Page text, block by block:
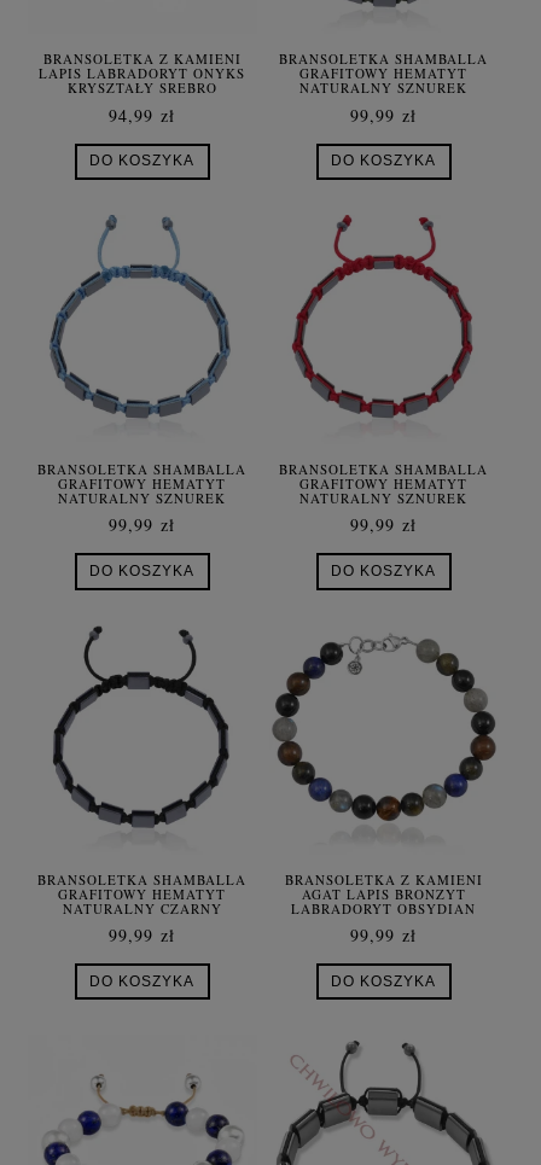
BRANSOLETKA Z KAMIENI
LAPIS LABRADORYT ONYKS
KRYSZTAŁY SREBRO
94,99 zł
DO KOSZYKA
BRANSOLETKA SHAMBALLA
GRAFITOWY HEMATYT
NATURALNY SZNUREK
99,99 zł
DO KOSZYKA
BRANSOLETKA SHAMBALLA
GRAFITOWY HEMATYT
NATURALNY SZNUREK
99,99 zł
DO KOSZYKA
BRANSOLETKA SHAMBALLA
GRAFITOWY HEMATYT
NATURALNY SZNUREK
99,99 zł
DO KOSZYKA
BRANSOLETKA SHAMBALLA
GRAFITOWY HEMATYT
NATURALNY CZARNY
99,99 zł
DO KOSZYKA
BRANSOLETKA Z KAMIENI
AGAT LAPIS BRONZYT
LABRADORYT OBSYDIAN
99,99 zł
DO KOSZYKA